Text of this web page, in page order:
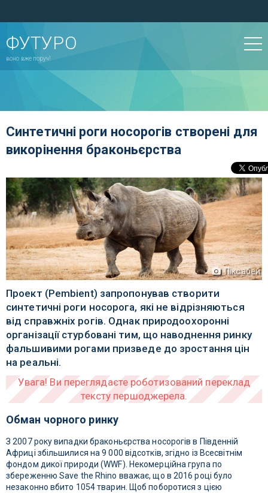
ФУТУРО
воно вже поруч!
Синтетичні роги носорогів створені для
викорінення браконьєрства
Піксабей
Проект (Pembient) запропонував створити
синтетичні роги носорога, які не відрізняються
від справжніх рогів. Однак природоохоронні
організації стурбовані тим, що наводнення ринку
фальшивими рогами призведе до зростання цін
на реальні.
Обман чорного ринку
З 2007 року випадки браконьєрства носорогів в Південній
Африці збільшилися на 9 000 відсотків, згідно із Всесвітнім
фондом дикої природи (WWF). Некомерційна група по
збереженню Save the Rhino вважає, що в 2016 році було
незаконно вбито 1054 тварин. Щоб поборотися з цією